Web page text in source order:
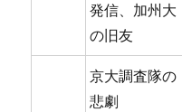
発信、加州大
の旧友
京大調査隊の
悲劇